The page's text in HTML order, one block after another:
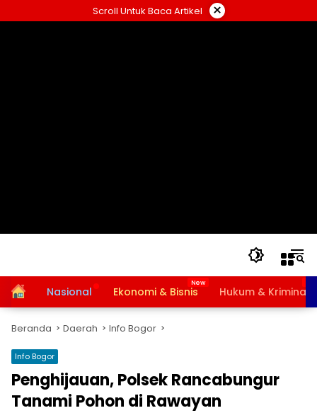
ke
Scroll Untuk Baca Artikel ×
HomeNasional Ekonomi & Bisnis Hukum & Kriminal
Beranda Daerah Info Bogor
Info Bogor
Penghijauan, Polsek Rancabungur
Tanami Pohon di Rawayan